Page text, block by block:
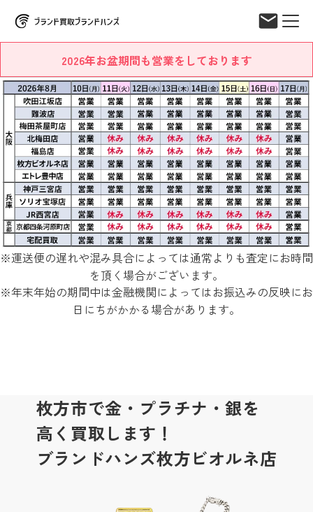
2026年お盆期間も営業をしております
※運送便の遅れや混み具合によっては通常よりも査定にお時間
を頂く場合がございます。
※年末年始の期間中は金融機関によってはお振込みの反映にお
日にちがかかる場合があります。
枚方市で金・プラチナ・銀を
高く買取します！
ブランドハンズ枚方ビオルネ店